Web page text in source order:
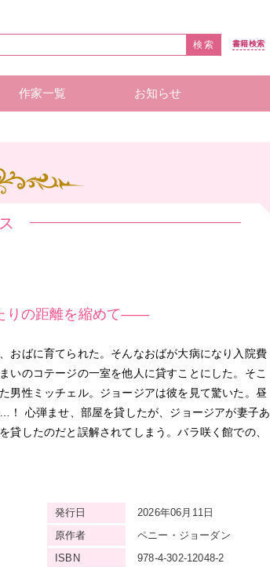
検索 書籍検索
作家一覧 お知らせ
りの距離を縮めて――
おばに育てられた。そんなおばが大病になり入院費
いのコテージの一室を他人に貸すことにした。そこ
男性ミッチェル。ジョージアは彼を見て驚いた。昼
！ 心弾ませ、部屋を貸したが、ジョージアが妻子あ
貸したのだと誤解されてしまう。バラ咲く館での、
発行日
2026年06月11日
原作者
ペニー・ジョーダン
ISBN
978-4-302-12048-2